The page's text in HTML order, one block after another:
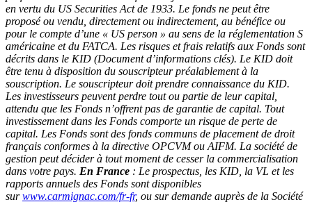
en vertu du US Securities Act de 1933. Le fonds ne peut être
proposé ou vendu, directement ou indirectement, au bénéfice ou
pour le compte d’une « US person » au sens de la réglementation S
américaine et du FATCA. Les risques et frais relatifs aux Fonds sont
décrits dans le KID (Document d’informations clés). Le KID doit
être tenu à disposition du souscripteur préalablement à la
souscription. Le souscripteur doit prendre connaissance du KID.
Les investisseurs peuvent perdre tout ou partie de leur capital,
attendu que les Fonds n’offrent pas de garantie de capital. Tout
investissement dans les Fonds comporte un risque de perte de
capital. ​Les Fonds sont des fonds communs de placement de droit
français conformes à la directive OPCVM ou AIFM.​ La société de
gestion peut décider à tout moment de cesser la commercialisation
dans votre pays. En France : Le prospectus, les KID, la VL et les
rapports annuels des Fonds sont disponibles
surwww.carmignac.com/fr-fr, ou sur demande auprès de la Société